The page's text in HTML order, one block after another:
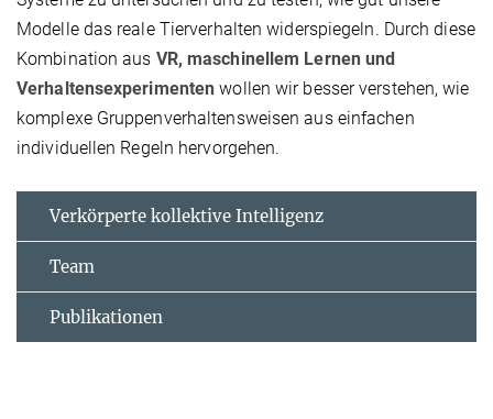
Modelle das reale Tierverhalten widerspiegeln. Durch diese
Kombination aus VR, maschinellem Lernen und
Verhaltensexperimenten wollen wir besser verstehen, wie
komplexe Gruppenverhaltensweisen aus einfachen
individuellen Regeln hervorgehen.
Verkörperte kollektive Intelligenz
Team
Publikationen